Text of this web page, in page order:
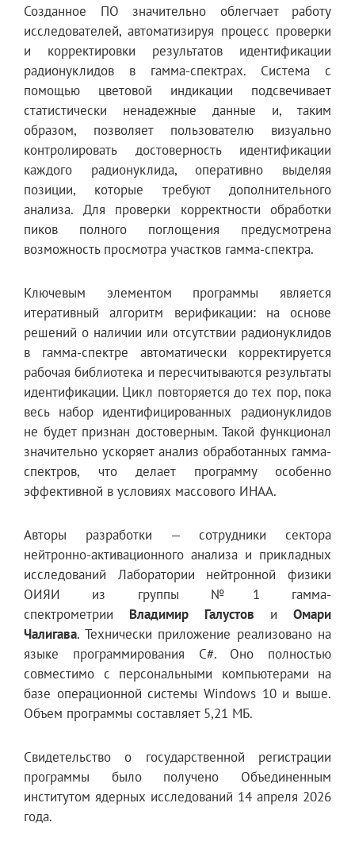
Созданное ПО значительно облегчает работу
исследователей, автоматизируя процесс проверки
и корректировки результатов идентификации
радионуклидов в гамма-спектрах. Система с
помощью цветовой индикации подсвечивает
статистически ненадежные данные и, таким
образом, позволяет пользователю визуально
контролировать достоверность идентификации
каждого радионуклида, оперативно выделяя
позиции, которые требуют дополнительного
анализа. Для проверки корректности обработки
пиков полного поглощения предусмотрена
возможность просмотра участков гамма-спектра.
Ключевым элементом программы является
итеративный алгоритм верификации: на основе
решений о наличии или отсутствии радионуклидов
в гамма-спектре автоматически корректируется
рабочая библиотека и пересчитываются результаты
идентификации. Цикл повторяется до тех пор, пока
весь набор идентифицированных радионуклидов
не будет признан достоверным. Такой функционал
значительно ускоряет анализ обработанных гамма-
спектров, что делает программу особенно
эффективной в условиях массового ИНАА.
Авторы разработки — сотрудники сектора
нейтронно-активационного анализа и прикладных
исследований Лаборатории нейтронной физики
ОИЯИ из группы №1 гамма-
спектрометрии
Владимир Галустов и
Омари
Чалигава. Технически приложение реализовано на
языке программирования C#. Оно полностью
совместимо с персональными компьютерами на
базе операционной системы Windows 10 и выше.
Объем программы составляет 5,21 МБ.
Свидетельство о государственной регистрации
программы было получено Объединенным
институтом ядерных исследований 14 апреля 2026
года.